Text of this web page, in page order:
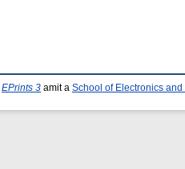
EPrints 3 amit a School of Electronics